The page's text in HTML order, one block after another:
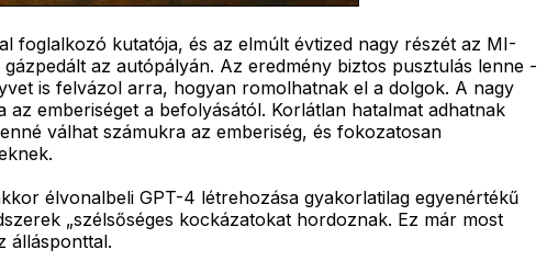
foglalkozó kutatója, és az elmúlt évtized nagy részét az MI-
az autópályán. Az eredmény biztos pusztulás lenne -
is felvázol arra, hogyan romolhatnak el a dolgok. A nagy
emberiséget a befolyásától. Korlátlan hatalmat adhatnak
válhat számukra az emberiség, és fokozatosan
élvonalbeli GPT-4 létrehozása gyakorlatilag egyenértékű
„szélsőséges kockázatokat hordoznak. Ez már most
állásponttal.